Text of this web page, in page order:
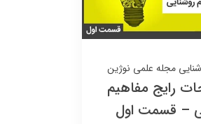
کلید پریز آسیا الکتریک
مدل یاقوت سفید طلایی
مجله علمی نوژین
رایج مفاهیم
– قسمت اول